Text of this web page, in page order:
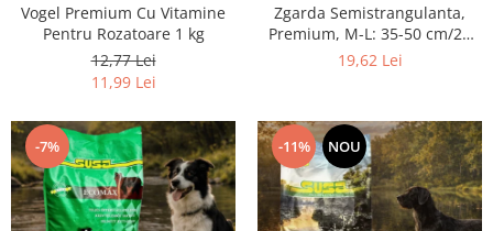
Vogel Premium Cu Vitamine
Pentru Rozatoare 1 kg
12,77 Lei
11,99 Lei
Zgarda Semistrangulanta,
Premium, M-L: 35-50 cm/20
mm, Albastru, 202802
19,62 Lei
-7% -11% NOU